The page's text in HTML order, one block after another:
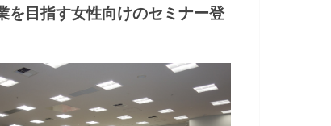
を目指す女性向けのセミナー登